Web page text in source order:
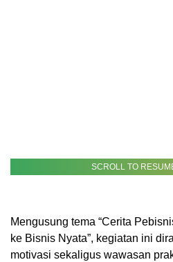
SCROLL TO
Mengusung tema “Cerita
ke Bisnis Nyata”, kegiatan ini
motivasi sekaligus wawasan